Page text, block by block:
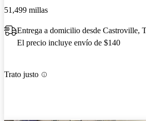
51,499 millas
Entrega a domicilio desde Castroville,
El precio incluye envío de $140
Trato justo